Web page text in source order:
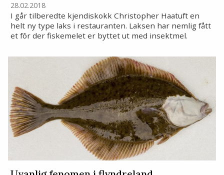
28.02.2018
I går tilberedte kjendiskokk Christopher Haatuft en
helt ny type laks i restauranten. Laksen har nemlig fått
et fôr der fiskemelet er byttet ut med insektmel.